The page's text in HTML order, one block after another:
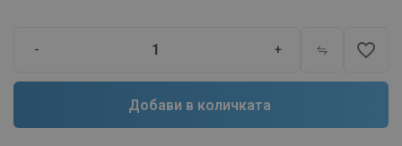
- + favorite_border
Добави в количката